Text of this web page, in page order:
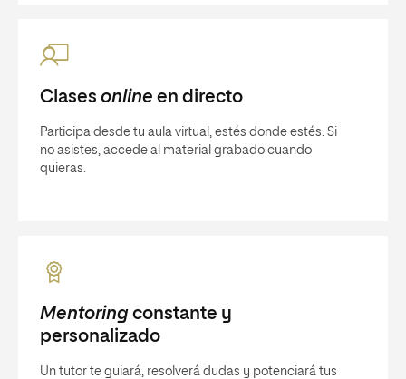
Clases online en directo
Participa desde tu aula virtual, estés donde estés. Si
no asistes, accede al material grabado cuando
quieras.
Mentoringconstante y
personalizado
Un tutor te guiará, resolverá dudas y potenciará tus